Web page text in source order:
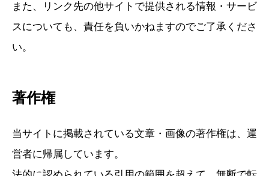
また、リンク先の他サイトで提供される情報・サービ
スについても、責任を負いかねますのでご了承くださ
い。
著作権
当サイトに掲載されている文章・画像の著作権は、運
営者に帰属しています。